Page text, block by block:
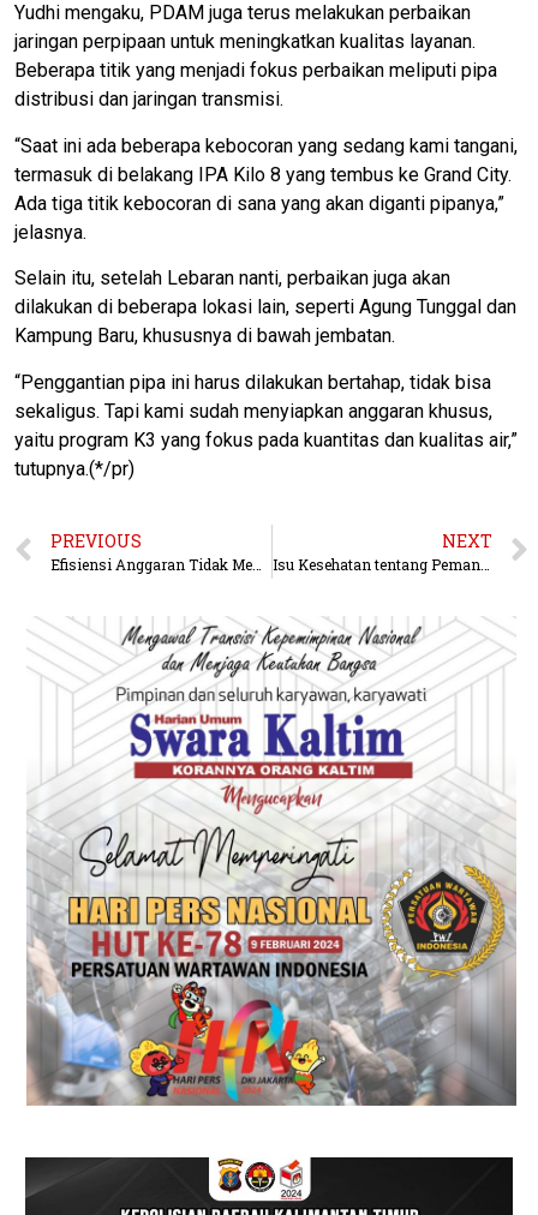
Yudhi mengaku, PDAM juga terus melakukan perbaikan
jaringan perpipaan untuk meningkatkan kualitas layanan.
Beberapa titik yang menjadi fokus perbaikan meliputi pipa
distribusi dan jaringan transmisi.
“Saat ini ada beberapa kebocoran yang sedang kami tangani,
termasuk di belakang IPA Kilo 8 yang tembus ke Grand City.
Ada tiga titik kebocoran di sana yang akan diganti pipanya,”
jelasnya.
Selain itu, setelah Lebaran nanti, perbaikan juga akan
dilakukan di beberapa lokasi lain, seperti Agung Tunggal dan
Kampung Baru, khususnya di bawah jembatan.
“Penggantian pipa ini harus dilakukan bertahap, tidak bisa
sekaligus. Tapi kami sudah menyiapkan anggaran khusus,
yaitu program K3 yang fokus pada kuantitas dan kualitas air,”
tutupnya.(*/pr)
PREVIOUS NEXT